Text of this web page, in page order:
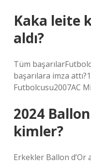
Kaka leite
aldı?
Tüm
başarılara imza
Futbolcusu2007AC
2024
kimler?
Erkekler Ballon d’Or